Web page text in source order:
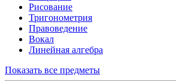
Рисование
Тригонометрия
Правоведение
Вокал
Линейная алгебра
Показать все предметы